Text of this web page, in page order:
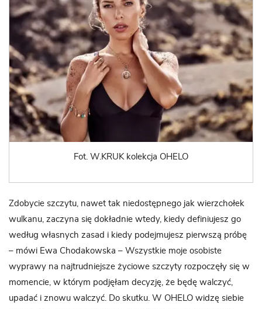
Fot. W.KRUK kolekcja OHELO
Zdobycie szczytu, nawet tak niedostępnego jak wierzchołek
wulkanu, zaczyna się dokładnie wtedy, kiedy definiujesz go
według własnych zasad i kiedy podejmujesz pierwszą próbę
– mówi Ewa Chodakowska – Wszystkie moje osobiste
wyprawy na najtrudniejsze życiowe szczyty rozpoczęły się w
momencie, w którym podjęłam decyzję, że będę walczyć,
upadać i znowu walczyć. Do skutku. W OHELO widzę siebie